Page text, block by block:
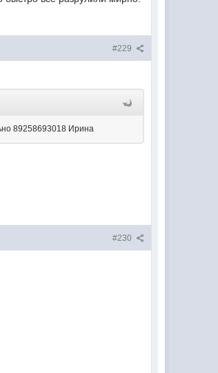
#229
89258693018 Ирина
#230